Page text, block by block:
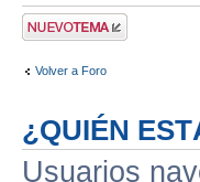
Publicar un nuevo
tema
Volver a Foro
¿QUIÉN
Usuarios